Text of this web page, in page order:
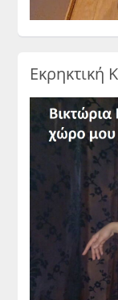
Εκρηκτική